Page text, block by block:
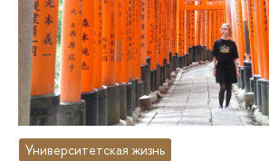
Университетская жизнь